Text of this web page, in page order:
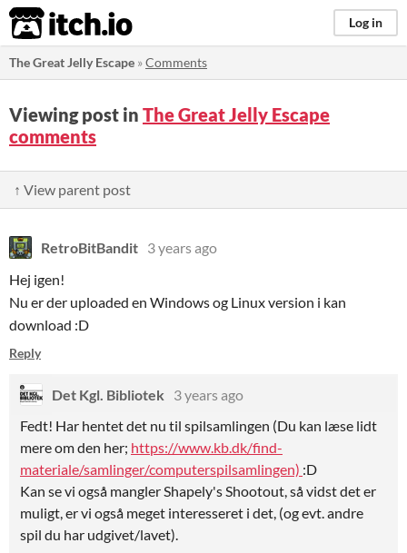
itch.io Log in
The Great Jelly Escape »Comments
Viewing post in The Great Jelly Escape
comments
↑ View parent post
RetroBitBandit 3 years ago
Hej igen!
Nu er der uploaded en Windows og Linux version i kan
download :D
Reply
Det Kgl. Bibliotek
3 years ago
Fedt! Har hentet det nu til spilsamlingen (Du kan læse lidt
mere om den her; https://www.kb.dk/find-
materiale/samlinger/computerspilsamlingen) :D
Kan se vi også mangler Shapely's Shootout, så vidst det er
muligt, er vi også meget interesseret i det, (og evt. andre
spil du har udgivet/lavet).